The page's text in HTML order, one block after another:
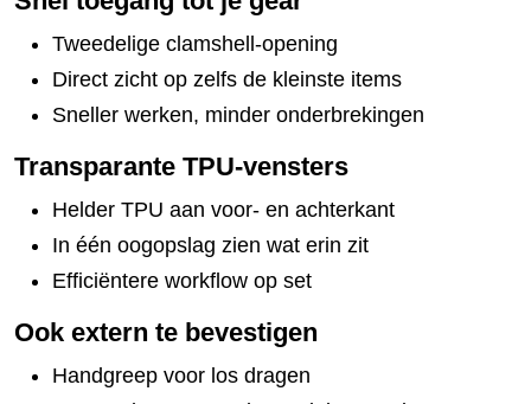
Tweedelige clamshell-opening
Direct zicht op zelfs de kleinste items
Sneller werken, minder onderbrekingen
Transparante TPU-vensters
Helder TPU aan voor- en achterkant
In één oogopslag zien wat erin zit
Efficiëntere workflow op set
Ook extern te bevestigen
Handgreep voor los dragen